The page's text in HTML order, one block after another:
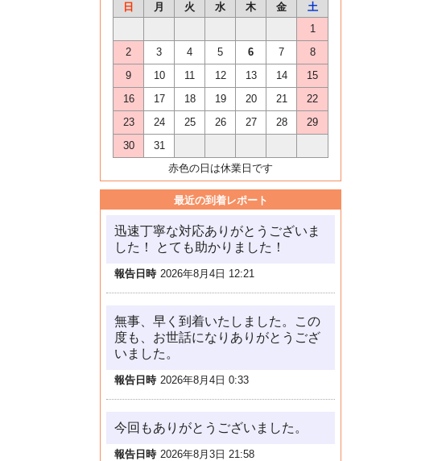
日
月 火 水 木 金
土
1
2
3 4 5 6 7
8
9
10 11 12 13 14
15
16
17 18 19 20 21
22
23
24 25 26 27 28
29
30
31
赤色の日は休業日です
最近の到着レポート
迅速丁寧な対応ありがとうございま
した！ とても助かりました！
報告日時 2026年8月4日 12:21
無事、早く到着いたしました。この
度も、お世話になりありがとうござ
いました。
報告日時 2026年8月4日 0:33
今回もありがとうございました。
報告日時 2026年8月3日 21:58